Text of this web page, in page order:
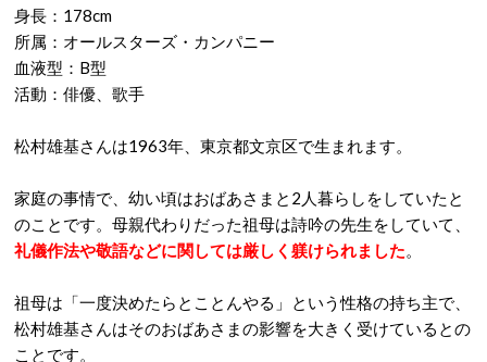
身長：178cm
所属：オールスターズ・カンパニー
血液型：B型
活動：俳優、歌手
松村雄基さんは1963年、東京都文京区で生まれます。
家庭の事情で、幼い頃はおばあさまと2人暮らしをしていたと
のことです。母親代わりだった祖母は詩吟の先生をしていて、
礼儀作法や敬語などに関しては厳しく躾けられました。
祖母は「一度決めたらとことんやる」という性格の持ち主で、
松村雄基さんはそのおばあさまの影響を大きく受けているとの
ことです。